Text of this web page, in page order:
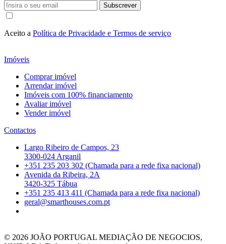
Subscrever
Aceito a Política de Privacidade e Termos de serviço
Imóveis
Comprar imóvel
Arrendar imóvel
Imóveis com 100% financiamento
Avaliar imóvel
Vender imóvel
Contactos
Largo Ribeiro de Campos, 23
3300-024 Arganil
+351 235 203 302 (Chamada para a rede fixa nacional)
Avenida da Ribeira, 2A
3420-325 Tábua
+351 235 413 411 (Chamada para a rede fixa nacional)
geral@smarthouses.com.pt
© 2026 JOÃO PORTUGAL MEDIAÇÃO DE NEGOCIOS,